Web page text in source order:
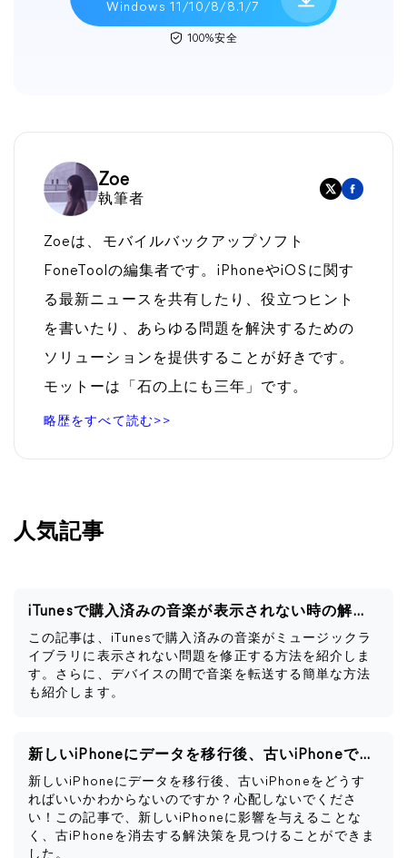
Windows 11/10/8/8.1/7
100%安全
Zoe
執筆者
Zoeは、モバイルバックアップソフト
FoneToolの編集者です。iPhoneやiOSに関す
る最新ニュースを共有したり、役立つヒント
を書いたり、あらゆる問題を解決するための
ソリューションを提供することが好きです。
モットーは「石の上にも三年」です。
略歴をすべて読む>>
人気記事
iTunesで購入済みの音楽が表示されない時の解決策
この記事は、iTunesで購入済みの音楽がミュージックラ
イブラリに表示されない問題を修正する方法を紹介しま
す。さらに、デバイスの間で音楽を転送する簡単な方法
も紹介します。
新しいiPhoneにデータを移行後、古いiPhoneですべきこと
新しいiPhoneにデータを移行後、古いiPhoneをどうす
ればいいかわからないのですか？心配しないでくださ
い！この記事で、新しいiPhoneに影響を与えることな
く、古iPhoneを消去する解決策を見つけることができま
した。